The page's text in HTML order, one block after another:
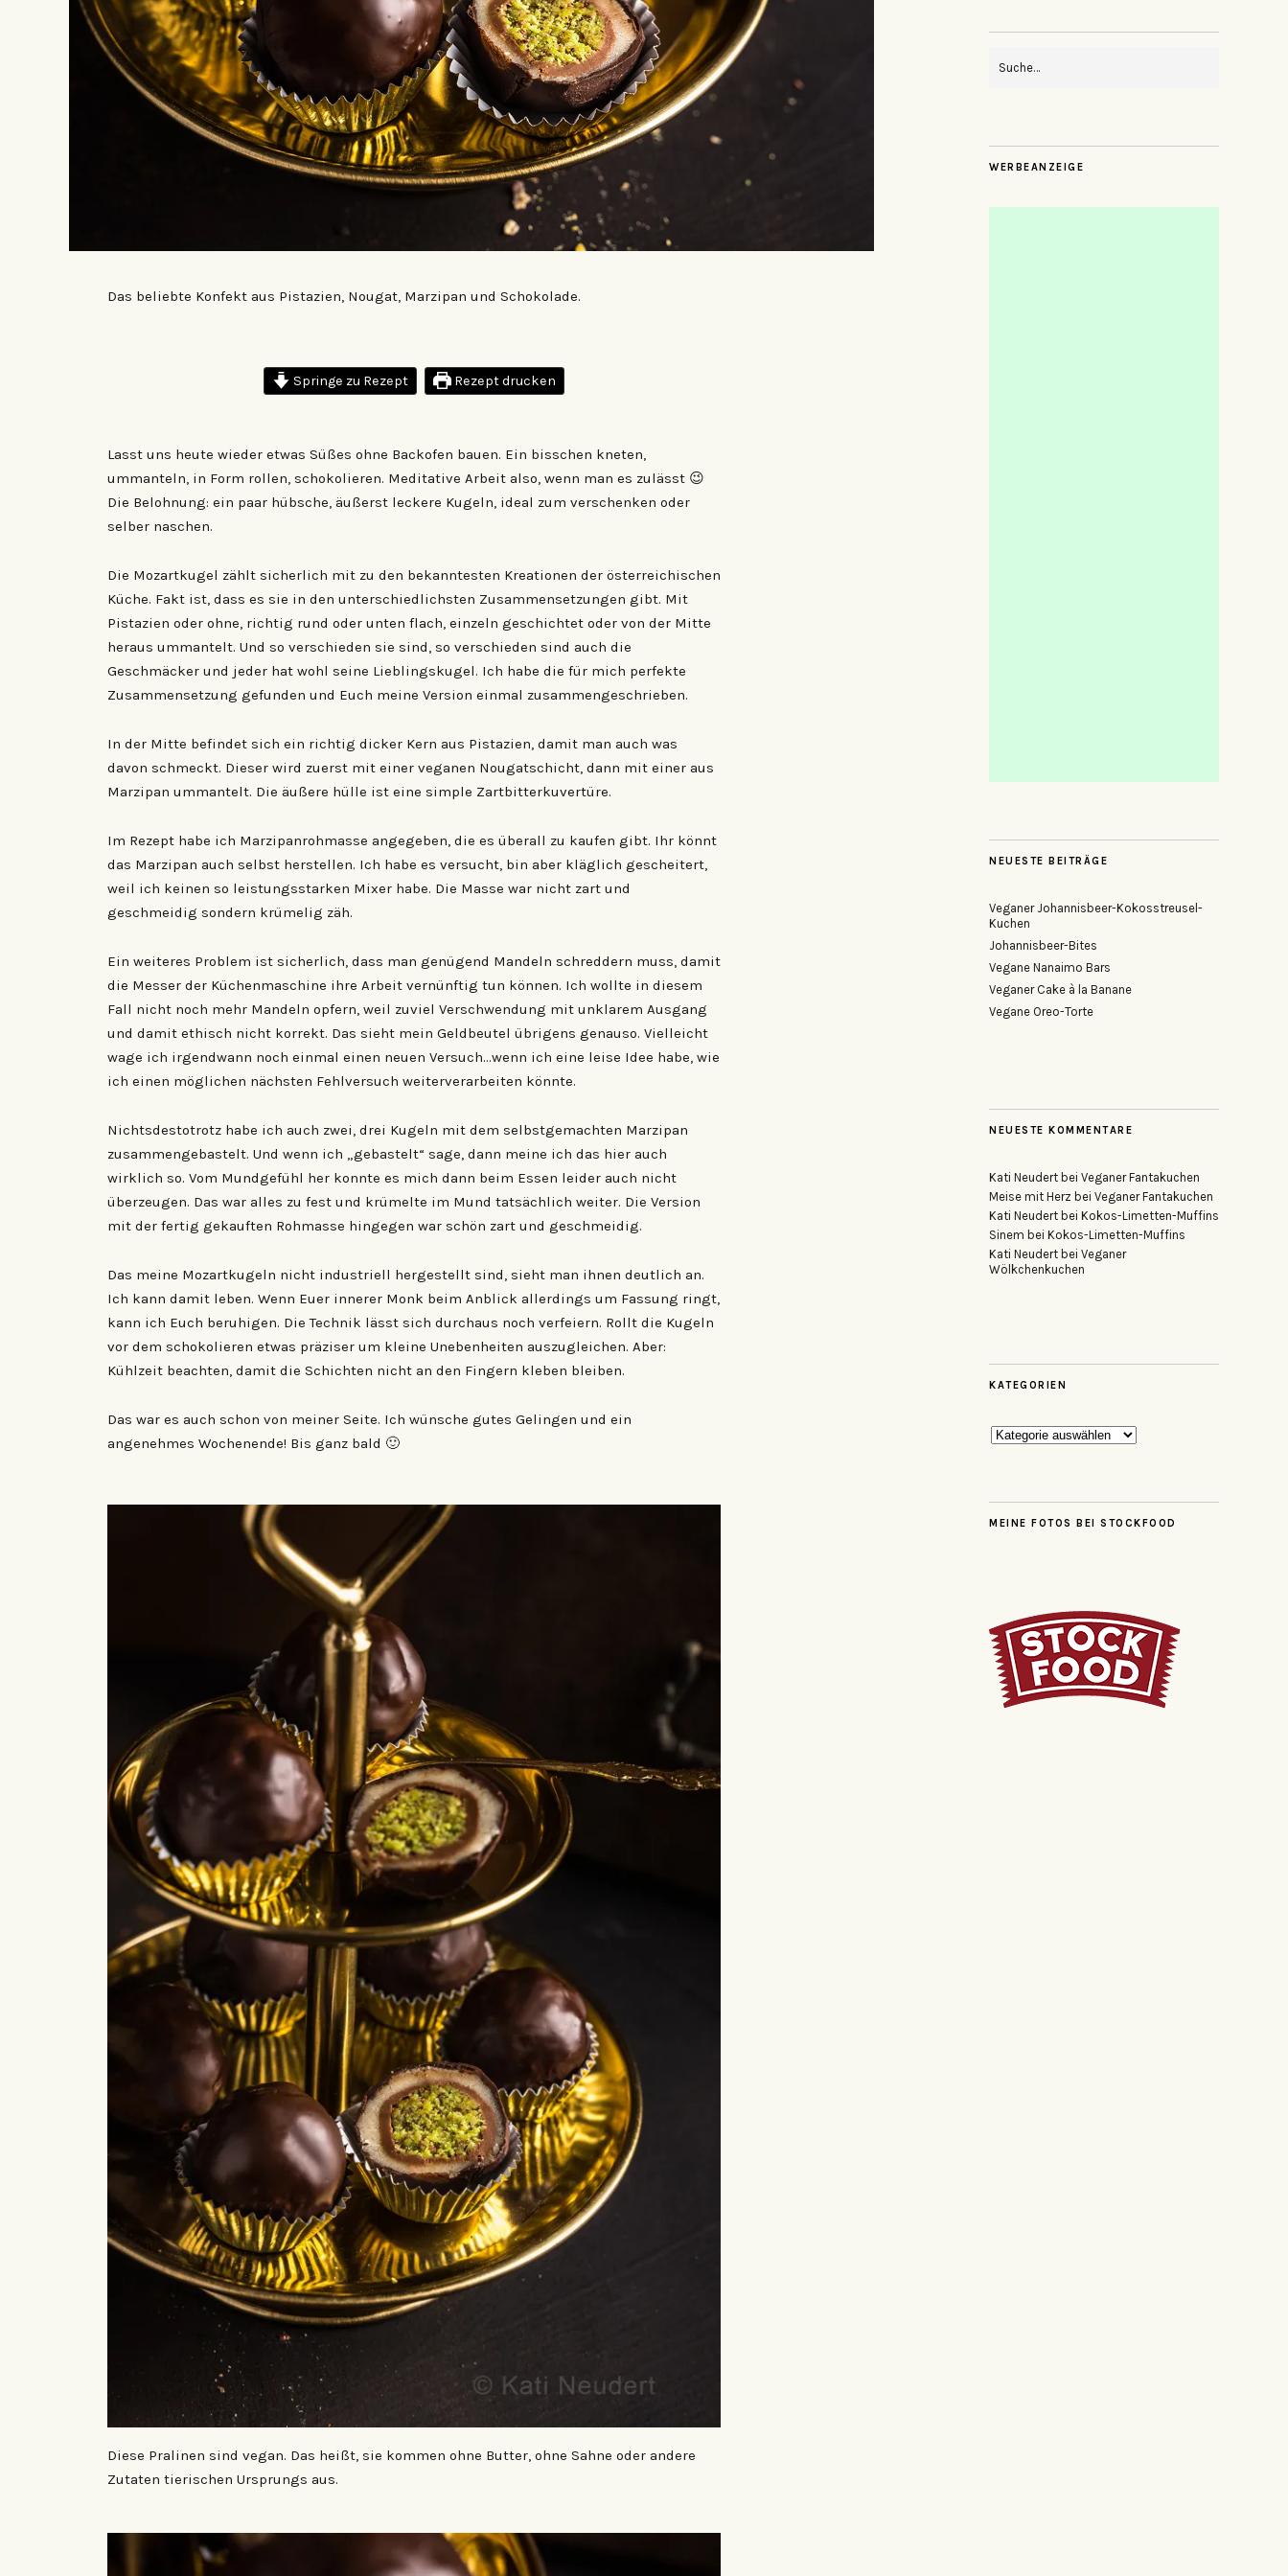
Das beliebte Konfekt aus Pistazien, Nougat, Marzipan und Schokolade.
Springe zu Rezept Rezept drucken
Lasst uns heute wieder etwas Süßes ohne Backofen bauen. Ein bisschen kneten,
ummanteln, in Form rollen, schokolieren. Meditative Arbeit also, wenn man es zulässt 😉
Die Belohnung: ein paar hübsche, äußerst leckere Kugeln, ideal zum verschenken oder
selber naschen.
Die Mozartkugel zählt sicherlich mit zu den bekanntesten Kreationen der österreichischen
Küche. Fakt ist, dass es sie in den unterschiedlichsten Zusammensetzungen gibt. Mit
Pistazien oder ohne, richtig rund oder unten flach, einzeln geschichtet oder von der Mitte
heraus ummantelt. Und so verschieden sie sind, so verschieden sind auch die
Geschmäcker und jeder hat wohl seine Lieblingskugel. Ich habe die für mich perfekte
Zusammensetzung gefunden und Euch meine Version einmal zusammengeschrieben.
In der Mitte befindet sich ein richtig dicker Kern aus Pistazien, damit man auch was
davon schmeckt. Dieser wird zuerst mit einer veganen Nougatschicht, dann mit einer aus
Marzipan ummantelt. Die äußere hülle ist eine simple Zartbitterkuvertüre.
Im Rezept habe ich Marzipanrohmasse angegeben, die es überall zu kaufen gibt. Ihr könnt
das Marzipan auch selbst herstellen. Ich habe es versucht, bin aber kläglich gescheitert,
weil ich keinen so leistungsstarken Mixer habe. Die Masse war nicht zart und
geschmeidig sondern krümelig zäh.
Ein weiteres Problem ist sicherlich, dass man genügend Mandeln schreddern muss, damit
die Messer der Küchenmaschine ihre Arbeit vernünftig tun können. Ich wollte in diesem
Fall nicht noch mehr Mandeln opfern, weil zuviel Verschwendung mit unklarem Ausgang
und damit ethisch nicht korrekt. Das sieht mein Geldbeutel übrigens genauso. Vielleicht
wage ich irgendwann noch einmal einen neuen Versuch…wenn ich eine leise Idee habe, wie
ich einen möglichen nächsten Fehlversuch weiterverarbeiten könnte.
Nichtsdestotrotz habe ich auch zwei, drei Kugeln mit dem selbstgemachten Marzipan
zusammengebastelt. Und wenn ich „gebastelt“ sage, dann meine ich das hier auch
wirklich so. Vom Mundgefühl her konnte es mich dann beim Essen leider auch nicht
überzeugen. Das war alles zu fest und krümelte im Mund tatsächlich weiter. Die Version
mit der fertig gekauften Rohmasse hingegen war schön zart und geschmeidig.
Das meine Mozartkugeln nicht industriell hergestellt sind, sieht man ihnen deutlich an.
Ich kann damit leben. Wenn Euer innerer Monk beim Anblick allerdings um Fassung ringt,
kann ich Euch beruhigen. Die Technik lässt sich durchaus noch verfeiern. Rollt die Kugeln
vor dem schokolieren etwas präziser um kleine Unebenheiten auszugleichen. Aber:
Kühlzeit beachten, damit die Schichten nicht an den Fingern kleben bleiben.
Das war es auch schon von meiner Seite. Ich wünsche gutes Gelingen und ein
angenehmes Wochenende! Bis ganz bald 🙂
Diese Pralinen sind vegan. Das heißt, sie kommen ohne Butter, ohne Sahne oder andere
Zutaten tierischen Ursprungs aus.
WERBEANZEIGE
NEUESTE BEITRÄGE
Veganer Johannisbeer-Kokosstreusel-
Kuchen
Johannisbeer-Bites
Vegane Nanaimo Bars
Veganer Cake à la Banane
Vegane Oreo-Torte
NEUESTE KOMMENTARE
Kati Neudert bei Veganer Fantakuchen
Meise mit Herz bei Veganer Fantakuchen
Kati Neudert bei Kokos-Limetten-Muffins
Sinem bei Kokos-Limetten-Muffins
Kati Neudert bei Veganer
Wölkchenkuchen
KATEGORIEN
Kategorien
MEINE FOTOS BEI STOCKFOOD